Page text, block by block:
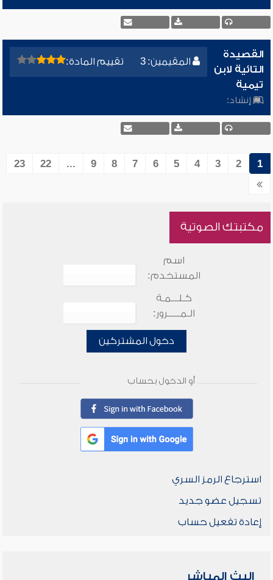
المقيمين: 3 تقييم المادة:
القصيدة
التائية لابن
تيمية
إنشاد:
1
2
3
4
5
6
7
8
9
...
22
23
مكتبتك الصوتية
اسم
المستخدم:
كـلـــمـة
الـمـــــرور:
دخول المشتركين
أو الدخول بحساب
استرجاع الرمز السري
تسجيل عضو جديد
إعادة تفعيل حساب
البث المباشر